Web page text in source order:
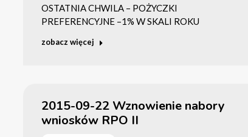
OSTATNIA CHWILA – POŻYCZKI
PREFERENCYJNE –1% W SKALI ROKU
zobacz więcej
2015-09-22 Wznowienie nabory
wniosków RPO II